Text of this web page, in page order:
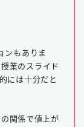
ンもありま
業のスライド
には十分だと
関係で値上が